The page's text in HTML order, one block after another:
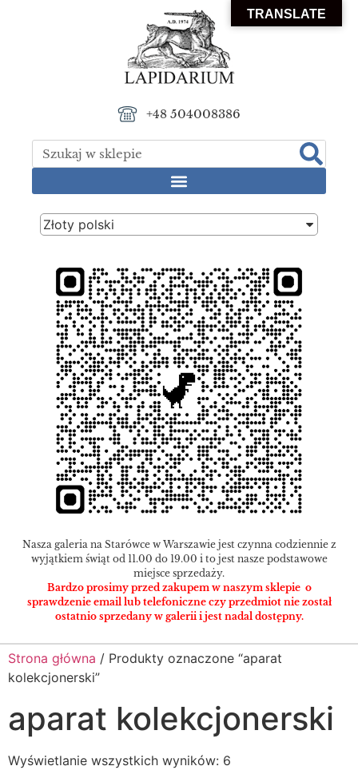
+48 504008386
Złoty polski
Nasza galeria na Starówce w Warszawie jest czynna codziennie z
wyjątkiem świąt od 11.00 do 19.00 i to jest nasze podstawowe
miejsce sprzedaży.
Bardzo prosimy przed zakupem w naszym sklepie o
sprawdzenie email lub telefoniczne czy przedmiot nie został
ostatnio sprzedany w galerii i jest nadal dostępny.
Strona główna / Produkty oznaczone “aparat
kolekcjonerski”
aparat kolekcjonerski
Wyświetlanie wszystkich wyników: 6
TRANSLATE